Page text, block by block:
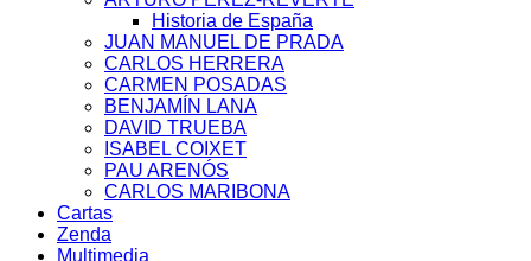
Historia de España
JUAN MANUEL DE PRADA
CARLOS HERRERA
CARMEN POSADAS
BENJAMÍN LANA
DAVID TRUEBA
ISABEL COIXET
PAU ARENÓS
CARLOS MARIBONA
Cartas
Zenda
Multimedia